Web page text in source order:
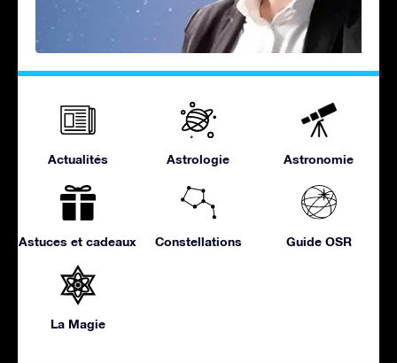
Actualités Astrologie Astronomie
Astuces et cadeaux Constellations Guide OSR
La Magie